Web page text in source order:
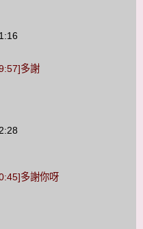
多謝
多謝你呀